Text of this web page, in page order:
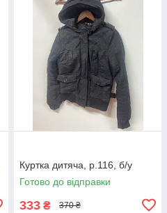
Куртка дитяча, р.116, б/у
Готово до відправки
333 ₴ 370 ₴